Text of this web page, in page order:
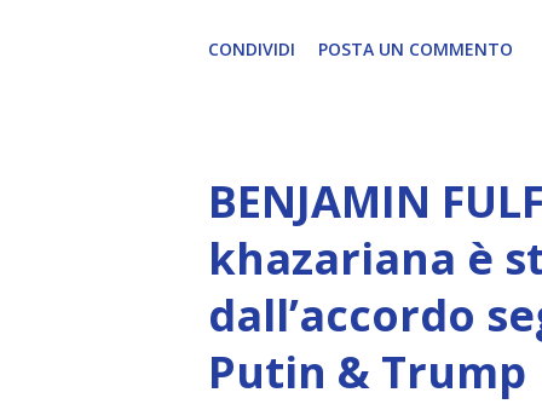
Creatore. È ciò che
non è la scelta più efficiente.
L’intelligenza può simulare
essere Coscienza. Può
CONDIVIDI POSTA UN COMMENTO
BENJAMIN
khazariana è
dall’accordo
Putin & Trump